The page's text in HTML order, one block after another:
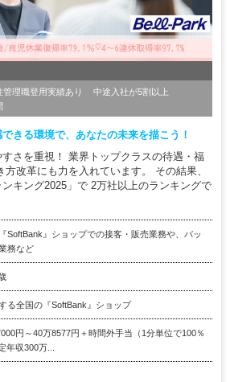
管理職登用実績あり
中途入社が5割以上
きる環境で、あなたの未来を描こう！
さを重視！ 業界トップクラスの待遇・福
改革にも力を入れています。 その結果、
ンキング2025」で 2万社以上のランキングで
SoftBank』ショップでの接客・販売業務や、バッ
務など
る全国の『SoftBank』ショップ
円～40万8577円＋時間外手当（1分単位で100％
年収300万...